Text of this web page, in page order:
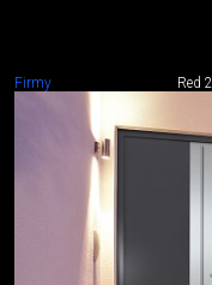
Firmy Red 2